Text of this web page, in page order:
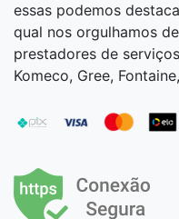
essas podemos
qual nos orgulhamos
prestadores de
Komeco, Gree,